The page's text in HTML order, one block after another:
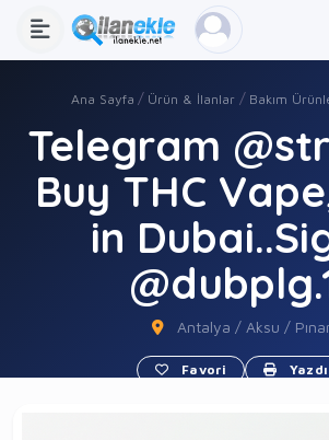
Ana Sayfa Ürün & İlanlar Bakım
Telegram
Buy THC
in
Antalya / Aksu /
Favori